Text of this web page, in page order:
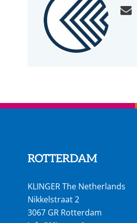
ROTTERDAM
KLINGER The Netherlands
Nikkelstraat 2
3067 GR Rotterdam